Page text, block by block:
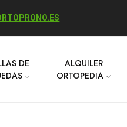
DE
ALQUILER
ORTOPEDIA